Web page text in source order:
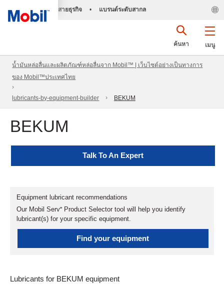
สายธุรกิจ • แบรนด์ระดับสากล
เมนู
ค้นหา
น้ำมันหล่อลื่นและผลิตภัณฑ์หล่อลื่นจาก Mobil™ | เว็บไซต์อย่างเป็นทางการ
ของ Mobil™ประเทศไทย
lubricants-by-equipment-builder BEKUM
BEKUM
Talk To An Expert
Equipment lubricant recommendations
Our Mobil Serv℠ Product Selector tool will help you identify
lubricant(s) for your specific equipment.
Find your equipment
Lubricants for BEKUM equipment